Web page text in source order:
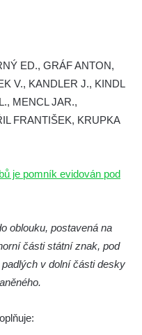
Velešíně
hřbitově
J. V.
na
ED., GRÁF ANTON,
V., KANDLER J., KINDL
MENCL JAR.,
FRANTIŠEK, KRUPKA
je pomník evidován pod
oblouku, postavená na
části státní znak, pod
v dolní části desky